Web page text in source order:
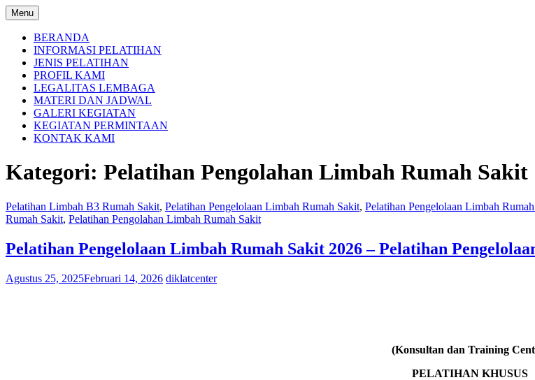
Menu
BERANDA
INFORMASI PELATIHAN
JENIS PELATIHAN
PROFIL KAMI
LEGALITAS LEMBAGA
MATERI DAN JADWAL
GALERI KEGIATAN
KEGIATAN PERMINTAAN
KONTAK KAMI
Kategori: Pelatihan Pengolahan Limbah Rumah Sakit
Pelatihan Limbah B3 Rumah Sakit, Pelatihan Pengelolaan Limbah Rumah Sakit, Pelatihan Pengelolaan Limbah
Rumah Sakit, Pelatihan Pengolahan Limbah Rumah Sakit
Pelatihan Pengelolaan Limbah Rumah Sakit 2026 – Pelatihan
Agustus 25, 2025Februari 14, 2026 diklatcenter
(Konsultan dan Training
PELATIHAN KHUSUS